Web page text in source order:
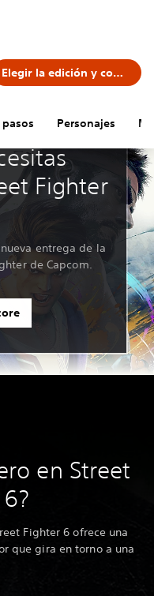
Personajes
Elegir la edición y comprar
Fighter
entrega de la
de Capcom.
en Street
Fighter 6 ofrece una
que gira en torno a una